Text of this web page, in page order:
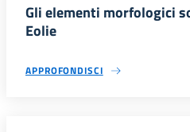
Gli elementi morfologici
Eolie
APPROFONDISCI